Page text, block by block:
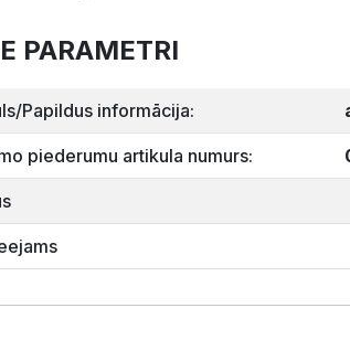
PARAMETRI
Papildus informācija:
piederumu artikula numurs: